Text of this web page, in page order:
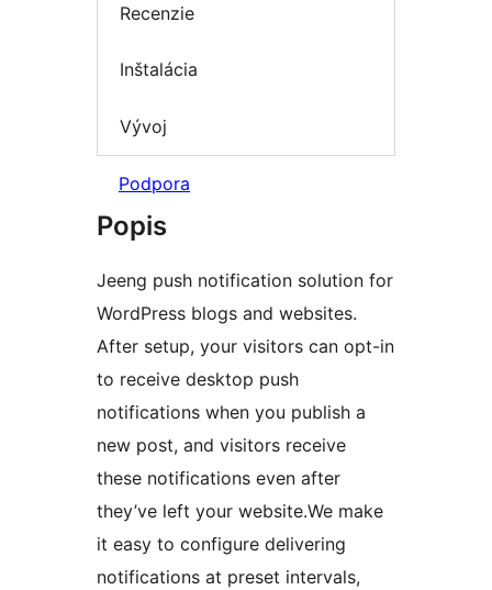
Recenzie
Inštalácia
Vývoj
Podpora
Popis
Jeeng push notification solution for
WordPress blogs and websites.
After setup, your visitors can opt-in
to receive desktop push
notifications when you publish a
new post, and visitors receive
these notifications even after
they’ve left your website.We make
it easy to configure delivering
notifications at preset intervals,